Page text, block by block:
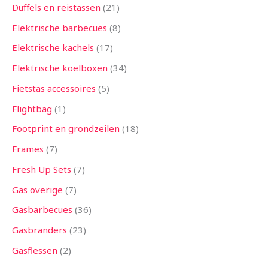
Duffels en reistassen 21
Elektrische barbecues 8
Elektrische kachels 17
Elektrische koelboxen 34
Fietstas accessoires 5
Flightbag 1
Footprint en grondzeilen 18
Frames 7
Fresh Up Sets 7
Gas overige 7
Gasbarbecues 36
Gasbranders 23
Gasflessen 2